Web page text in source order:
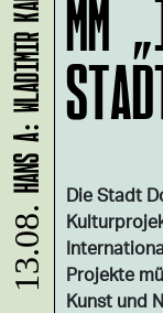
Die Stadt
Projekte
Kunst und
13.08.
HANS A: WLADIMIR KALISTRATOW